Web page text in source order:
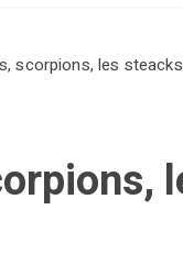
scorpions, les